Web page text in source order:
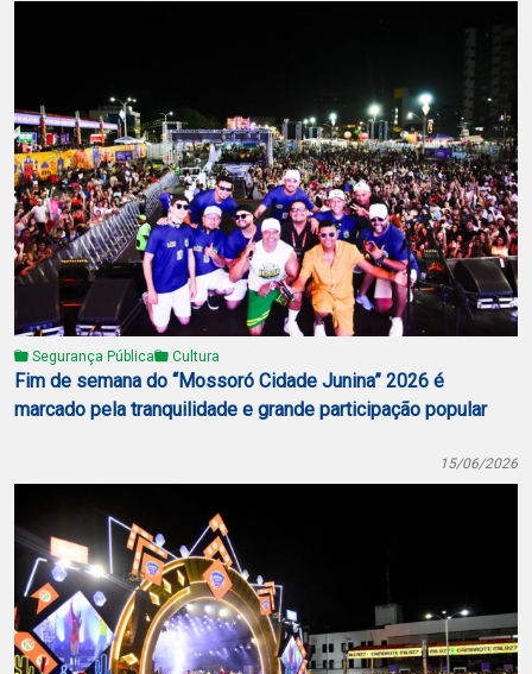
Segurança Pública Cultura
Fim de semana do “Mossoró Cidade Junina” 2026 é
marcado pela tranquilidade e grande participação popular
15/06/2026